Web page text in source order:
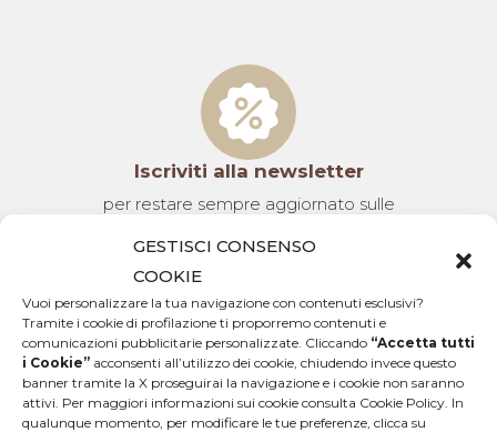
GESTISCI CONSENSO
COOKIE
Vuoi personalizzare la tua navigazione con contenuti esclusivi?
Tramite i cookie di profilazione ti proporremo contenuti e
comunicazioni pubblicitarie personalizzate. Cliccando “Accetta tutti
i Cookie” acconsenti all’utilizzo dei cookie, chiudendo invece questo
banner tramite la X proseguirai la navigazione e i cookie non saranno
attivi. Per maggiori informazioni sui cookie consulta Cookie Policy. In
qualunque momento, per modificare le tue preferenze, clicca su
Iscriviti alla newsletter
per restare sempre aggiornato sulle
nostre novità
Spediamo in tutta Italia
garantendo la catena del freddo